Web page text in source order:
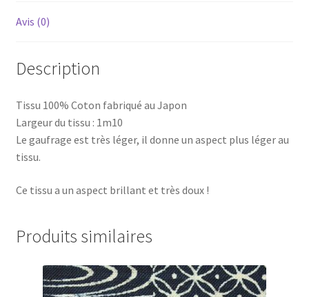
Avis (0)
Description
Tissu 100% Coton fabriqué au Japon
Largeur du tissu : 1m10
Le gaufrage est très léger, il donne un aspect plus léger au
tissu.
Ce tissu a un aspect brillant et très doux !
Produits similaires